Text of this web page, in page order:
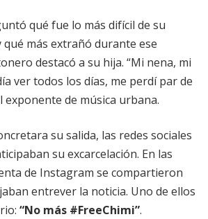
qué fue lo más difícil de su
más extrañó durante ese
destacó a su hija. “Mi nena, mi
ver todos los días, me perdí par de
exponente de música urbana.
su salida, las redes sociales
su excarcelación. En las
de Instagram se compartieron
entrever la noticia. Uno de ellos
“No más #FreeChimi”.